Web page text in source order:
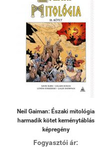
Neil Gaiman: Északi mitológia
harmadik kötet keménytáblás
képregény
Fogyasztói ár: